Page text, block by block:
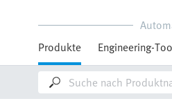
Produkte
Engineering-